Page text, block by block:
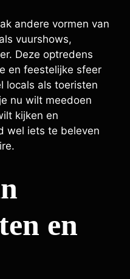
andere vormen van
vuurshows,
Deze optredens
en feestelijke sfeer
locals als toeristen
nu wilt meedoen
kijken en
wel iets te beleven
en